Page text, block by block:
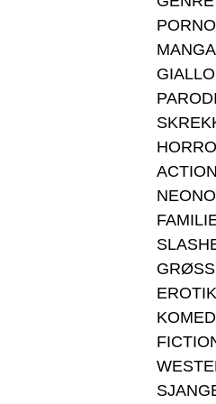
PORNO
MANGA
GIALLO
PARODI
ACTION